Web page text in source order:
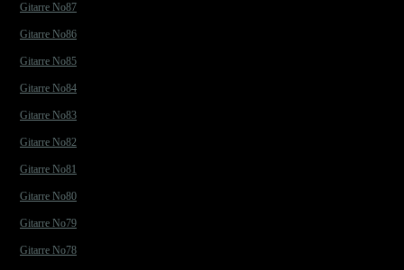
Gitarre No87
Gitarre No86
Gitarre No85
Gitarre No84
Gitarre No83
Gitarre No82
Gitarre No81
Gitarre No80
Gitarre No79
Gitarre No78